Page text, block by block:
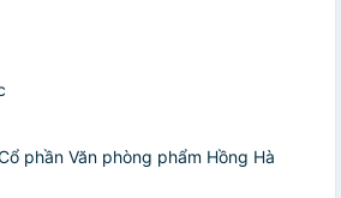
phần Văn phòng phẩm Hồng Hà